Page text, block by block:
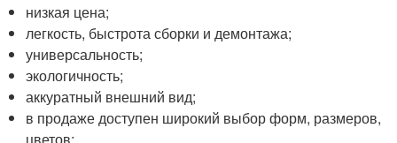
низкая цена;
легкость, быстрота сборки и демонтажа;
универсальность;
экологичность;
аккуратный внешний вид;
в продаже доступен широкий выбор форм, размеров,
цветов;